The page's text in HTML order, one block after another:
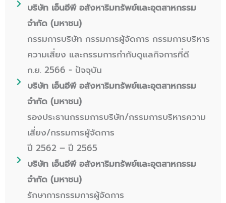
บริษัท เอ็นอีพี อสังหาริมทรัพย์และอุตสาหกรรม
จำกัด (มหาชน)
กรรมการบริษัท กรรมการผู้จัดการ กรรมการบริหาร
ความเสี่ยง และกรรมการกำกับดูแลกิจการที่ดี
ก.ย. 2566 - ปัจจุบัน
บริษัท เอ็นอีพี อสังหาริมทรัพย์และอุตสาหกรรม
จำกัด (มหาชน)
รองประธานกรรมการบริษัท/กรรมการบริหารความ
เสี่ยง/กรรมการผู้จัดการ
ปี 2562 – ปี 2565
บริษัท เอ็นอีพี อสังหาริมทรัพย์และอุตสาหกรรม
จำกัด (มหาชน)
รักษาการกรรมการผู้จัดการ